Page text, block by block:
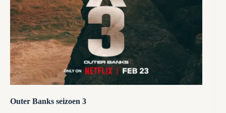
Outer Banks seizoen 3